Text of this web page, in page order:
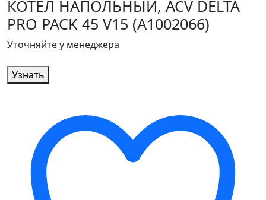
КОТЁЛ НАПОЛЬНЫЙ, ACV DELTA
PRO PACK 45 V15 (A1002066)
Уточняйте у менеджера
Узнать